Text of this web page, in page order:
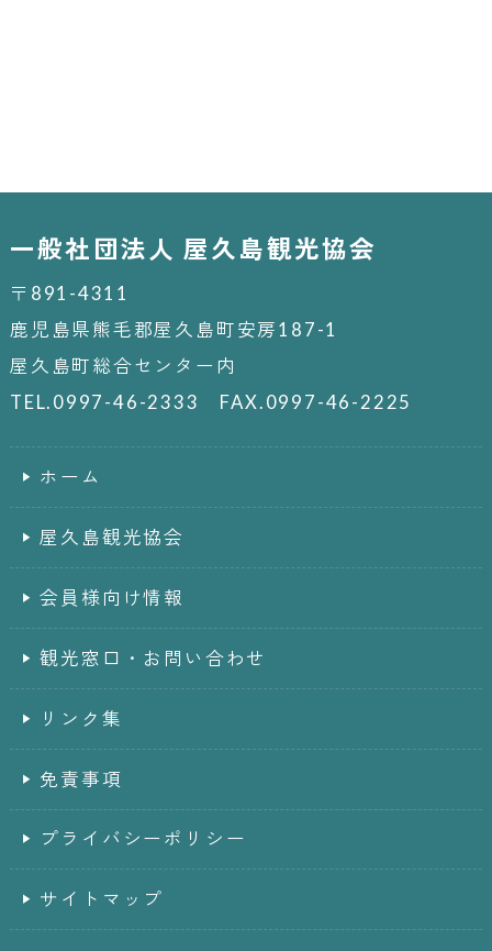
一般社団法人 屋久島観光協会
〒891-4311
鹿児島県熊毛郡屋久島町安房187-1
屋久島町総合センター内
TEL.0997-46-2333 FAX.0997-46-2225
ホーム
屋久島観光協会
会員様向け情報
観光窓口・お問い合わせ
リンク集
免責事項
プライバシーポリシー
サイトマップ